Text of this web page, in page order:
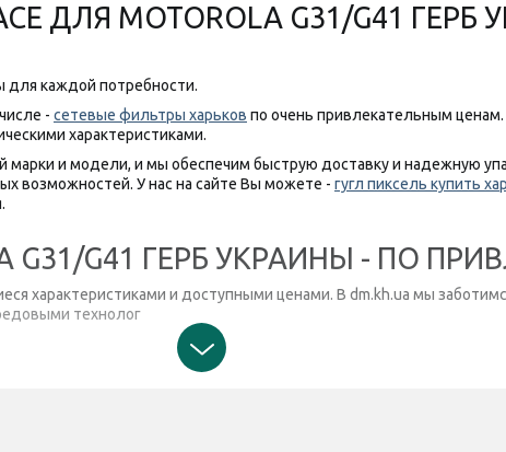
ДЛЯ MOTOROLA G31/G41
для каждой потребности.
- сетевые фильтры харьков по очень привлекательным
характеристиками.
марки и модели, и мы обеспечим быструю доставку и надежную
возможностей. У нас на сайте Вы можете - гугл пиксель купить
G31/G41 ГЕРБ УКРАИНЫ - ПО
характеристиками и доступными ценами. В dm.kh.ua мы
технолог